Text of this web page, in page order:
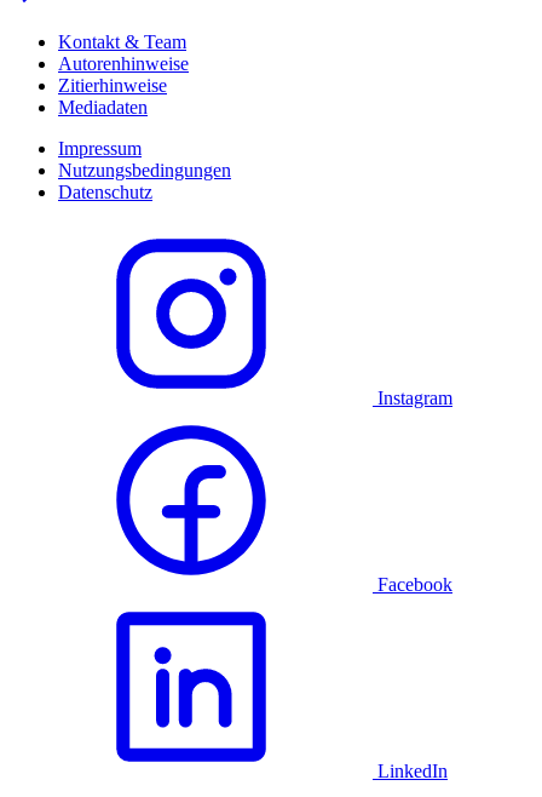
Kontakt & Team
Autorenhinweise
Zitierhinweise
Mediadaten
Impressum
Nutzungsbedingungen
Datenschutz
Instagram
Facebook
LinkedIn